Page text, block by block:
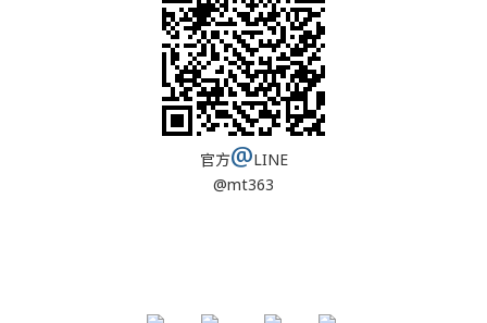
官方@LINE
@mt363